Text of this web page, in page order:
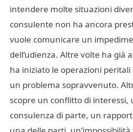
intendere molte situazioni
consulente non ha ancora
vuole comunicare un
dell’udienza. Altre volte ha già
ha iniziato le operazioni
un problema sopravvenuto.
scopre un conflitto di interessi,
consulenza di parte, un